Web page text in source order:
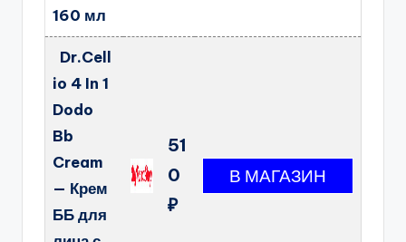
160 мл
Dr.Cell
io 4 In 1
Dodo
Bb
Cream
— Крем
ББ для
51
0
₽